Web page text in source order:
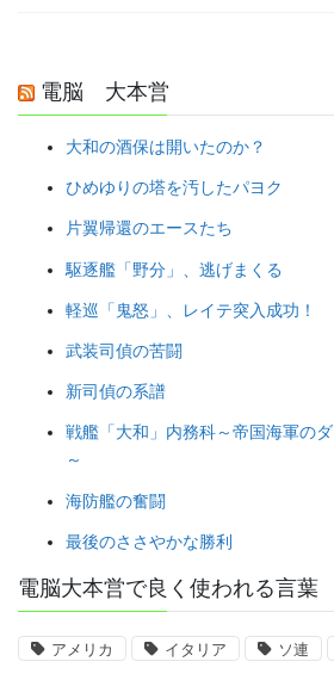
電脳 大本営
大和の酒保は開いたのか？
ひめゆりの塔を汚したパヨク
片翼帰還のエースたち
駆逐艦「野分」、逃げまくる
軽巡「鬼怒」、レイテ突入成功！
武装司偵の苦闘
新司偵の系譜
戦艦「大和」内務科～帝国海軍の
～
海防艦の奮闘
最後のささやかな勝利
電脳大本営で良く使われる言葉
アメリカ イタリア ソ連